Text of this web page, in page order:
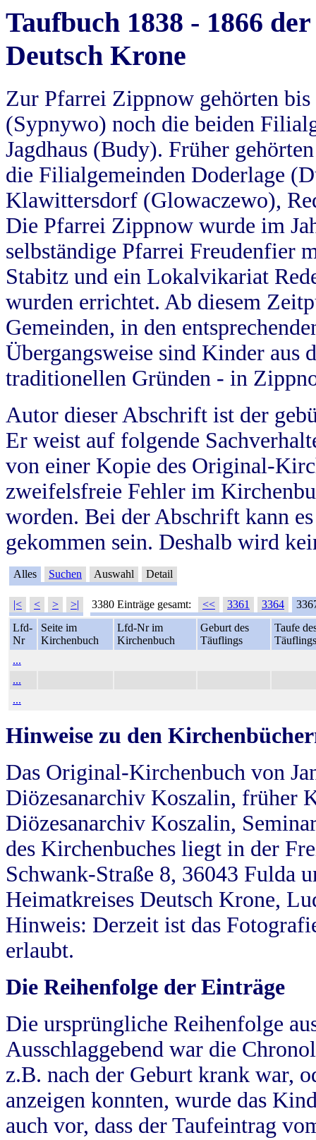
Taufbuch 1838 - 1866
Deutsch Krone
Zur Pfarrei Zippnow gehörten
(Sypnywo) noch die beiden
Jagdhaus (Budy). Früher
die Filialgemeinden Doderlage
Klawittersdorf (Glowaczewo),
Die Pfarrei Zippnow wurde im
selbständige Pfarrei Freudenfier
Stabitz und ein Lokalvikariat
wurden errichtet. Ab diesem
Gemeinden, in den
Übergangsweise sind Kinder aus
traditionellen Gründen - in
Autor dieser Abschrift ist der
Er weist auf folgende
von einer Kopie des Original-
zweifelsfreie Fehler im
worden. Bei der Abschrift kann
gekommen sein. Deshalb wird
Alles Suchen Auswahl Detail
|< < > >| 3380 Einträge gesamt: << 3361 3364
Lfd-
Nr
Seite im
Kirchenbuch
Lfd-Nr im
Kirchenbuch
Geburt des
Täuflings
Taufe
Täuflings
...
...
...
Hinweise zu den
Das Original-Kirchenbuch von
Diözesanarchiv Koszalin, früher
Diözesanarchiv Koszalin,
des Kirchenbuches liegt in der
Schwank-Straße 8, 36043 Fulda
Heimatkreises Deutsch Krone,
Hinweis: Derzeit ist das
erlaubt.
Die Reihenfolge der Einträge
Die ursprüngliche Reihenfolge
Ausschlaggebend war die
z.B. nach der Geburt krank war,
anzeigen konnten, wurde das
auch vor, dass der Taufeintrag